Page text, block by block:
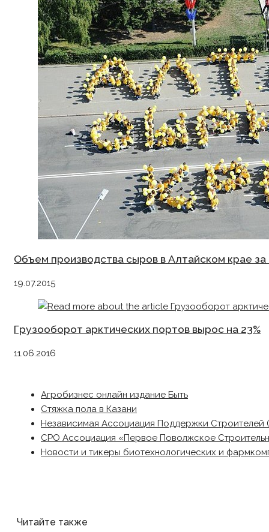
Объем производства сыров в Алтайском крае за
19.07.2015
Грузооборот арктических портов вырос на 23%
11.06.2016
Агробизнес онлайн издание Быть
Стяжка пола в Казани
Независимая Ассоциация Поддержки Строителей
СРО Ассоциация «Первое Поволжское
Новости и тикеры биотехнологических и
Читайте также